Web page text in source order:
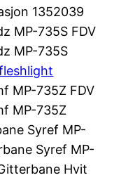
1352039
MP-735S FDV
MP-735S
MP-735Z FDV
MP-735Z
Syref MP-
Syref MP-
Hvit